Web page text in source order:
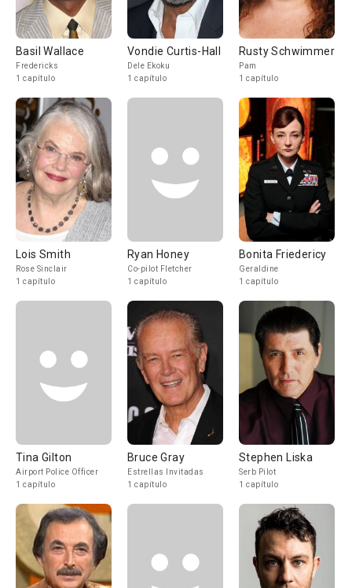
Basil Wallace
Fredericks
1 capítulo
Vondie Curtis-Hall
Dele Ekoku
1 capítulo
Rusty Schwimmer
Pam
1 capítulo
Lois Smith
Rose Sinclair
1 capítulo
Ryan Honey
Co-pilot Fletcher
1 capítulo
Bonita Friedericy
Geraldine
1 capítulo
Tina Gilton
Airport Police Officer
1 capítulo
Bruce Gray
Estrellas Invitadas
1 capítulo
Stephen Liska
Serb Pilot
1 capítulo